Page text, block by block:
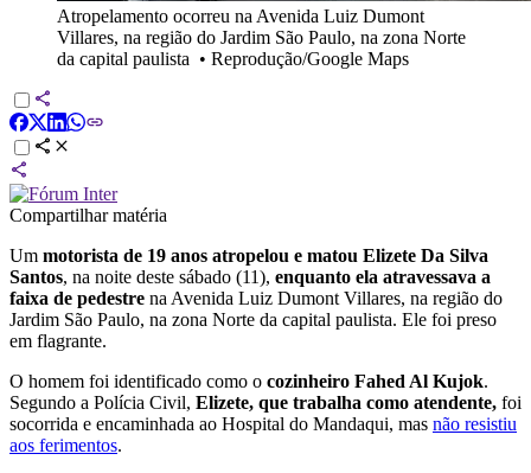
Atropelamento ocorreu na Avenida Luiz Dumont
Villares, na região do Jardim São Paulo, na zona Norte
da capital paulista • Reprodução/Google Maps
Compartilhar matéria
Um motorista de 19 anos atropelou e matou Elizete Da Silva
Santos, na noite deste sábado (11), enquanto ela atravessava a
faixa de pedestre na Avenida Luiz Dumont Villares, na região do
Jardim São Paulo, na zona Norte da capital paulista. Ele foi preso
em flagrante.
O homem foi identificado como o cozinheiro Fahed Al Kujok.
Segundo a Polícia Civil, Elizete, que trabalha como atendente, foi
socorrida e encaminhada ao Hospital do Mandaqui, mas não resistiu
aos ferimentos.